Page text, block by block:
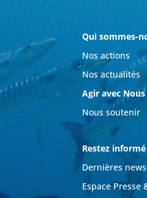
Qui sommes-
Nos actions
Nos actualités
Agir avec Nous
Nous soutenir
Restez informé
Dernières news
Espace Presse